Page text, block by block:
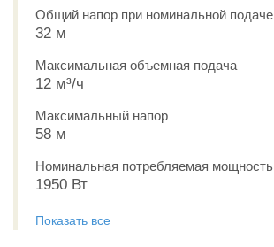
Общий напор при номинальной подаче
32 м
Максимальная объемная подача
12 м³/ч
Максимальный напор
58 м
Номинальная потребляемая мощность
1950 Вт
Показать все